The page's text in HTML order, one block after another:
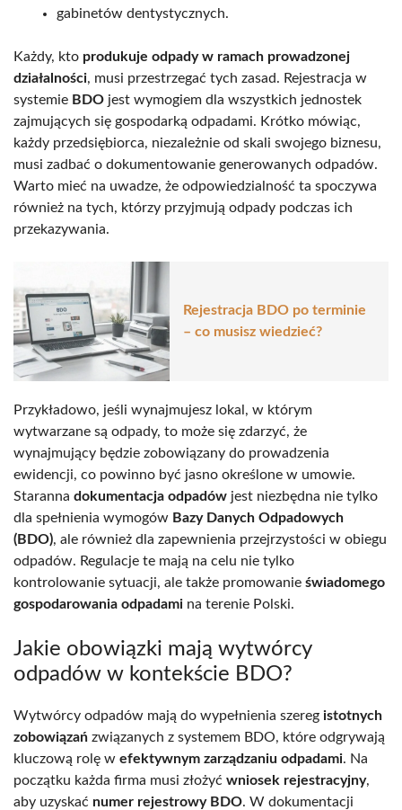
gabinetów dentystycznych.
Każdy, kto produkuje odpady w ramach prowadzonej
działalności, musi przestrzegać tych zasad. Rejestracja w
systemie BDO jest wymogiem dla wszystkich jednostek
zajmujących się gospodarką odpadami. Krótko mówiąc,
każdy przedsiębiorca, niezależnie od skali swojego biznesu,
musi zadbać o dokumentowanie generowanych odpadów.
Warto mieć na uwadze, że odpowiedzialność ta spoczywa
również na tych, którzy przyjmują odpady podczas ich
przekazywania.
Rejestracja BDO po terminie
– co musisz wiedzieć?
Przykładowo, jeśli wynajmujesz lokal, w którym
wytwarzane są odpady, to może się zdarzyć, że
wynajmujący będzie zobowiązany do prowadzenia
ewidencji, co powinno być jasno określone w umowie.
Staranna dokumentacja odpadów jest niezbędna nie tylko
dla spełnienia wymogów Bazy Danych Odpadowych
(BDO), ale również dla zapewnienia przejrzystości w obiegu
odpadów. Regulacje te mają na celu nie tylko
kontrolowanie sytuacji, ale także promowanie świadomego
gospodarowania odpadami na terenie Polski.
Jakie obowiązki mają wytwórcy
odpadów w kontekście BDO?
Wytwórcy odpadów mają do wypełnienia szereg istotnych
zobowiązań związanych z systemem BDO, które odgrywają
kluczową rolę w efektywnym zarządzaniu odpadami. Na
początku każda firma musi złożyć wniosek rejestracyjny,
aby uzyskać numer rejestrowy BDO. W dokumentacji